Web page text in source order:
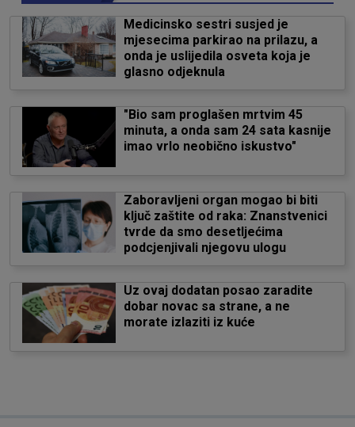
Medicinsko sestri susjed je
mjesecima parkirao na prilazu, a
onda je uslijedila osveta koja je
glasno odjeknula
"Bio sam proglašen mrtvim 45
minuta, a onda sam 24 sata kasnije
imao vrlo neobično iskustvo"
Zaboravljeni organ mogao bi biti
ključ zaštite od raka: Znanstvenici
tvrde da smo desetljećima
podcjenjivali njegovu ulogu
Uz ovaj dodatan posao zaradite
dobar novac sa strane, a ne
morate izlaziti iz kuće